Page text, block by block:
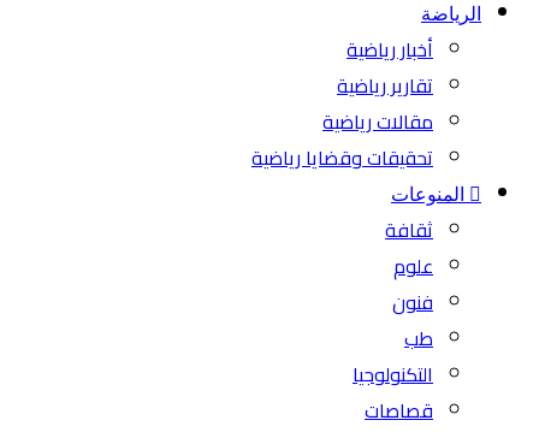
الرياضة
أخبار رياضية
تقارير رياضية
مقالات رياضية
تحقيقات وقضايا رياضية
المنوعات
ثقافة
علوم
فنون
طب
التكنولوجيا
قصاصات